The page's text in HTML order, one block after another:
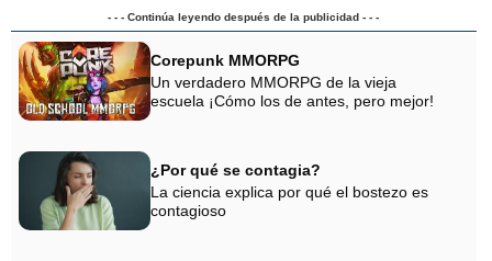
- - - Continúa leyendo después de la publicidad - - -
Corepunk MMORPG
Un verdadero MMORPG de la vieja
escuela ¡Cómo los de antes, pero mejor!
¿Por qué se contagia?
La ciencia explica por qué el bostezo es
contagioso